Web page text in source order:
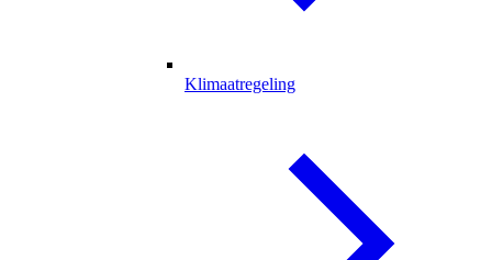
Klimaatregeling